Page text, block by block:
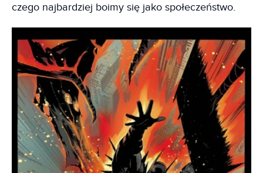
czego najbardziej boimy się jako społeczeństwo.